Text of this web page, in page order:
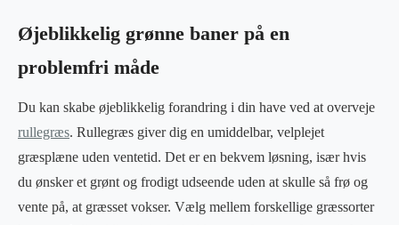
Øjeblikkelig grønne baner på en
problemfri måde
Du kan skabe øjeblikkelig forandring i din have ved at overveje
rullegræs. Rullegræs giver dig en umiddelbar, velplejet
græsplæne uden ventetid. Det er en bekvem løsning, især hvis
du ønsker et grønt og frodigt udseende uden at skulle så frø og
vente på, at græsset vokser. Vælg mellem forskellige græssorter